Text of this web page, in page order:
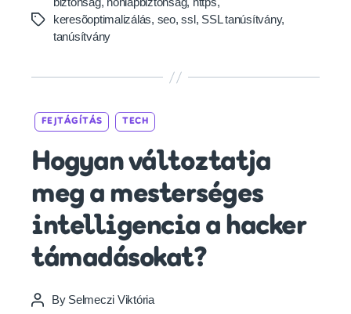
Tags keresõoptimalizálás, seo,ssl, SSL tanúsítvány,
tanúsítvány
FEJTÁGÍTÁS TECH
Hogyan változtatja
meg a mesterséges
intelligencia a hacker
támadásokat?
PostBy Selmeczi Viktória